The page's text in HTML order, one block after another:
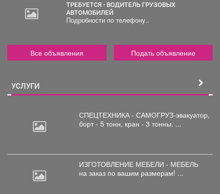
ТРЕБУЕТСЯ - ВОДИТЕЛЬ ГРУЗОВЫХ
АВТОМОБИЛЕЙ
Подробности по телефону..
Все объявления Подать объявление
УСЛУГИ
СПЕЦТЕХНИКА - САМОГРУЗ-эвакуатор,
борт - 5 тонн, кран - 3 тонны. ...
ИЗГОТОВЛЕНИЕ МЕБЕЛИ - МЕБЕЛЬ
на заказ по вашим размерам! ...